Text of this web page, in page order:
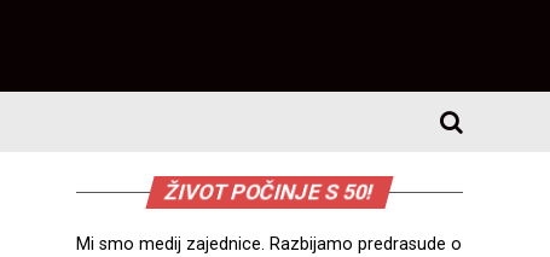
ŽIVOT POČINJE S 50!
Mi smo medij zajednice. Razbijamo predrasude o